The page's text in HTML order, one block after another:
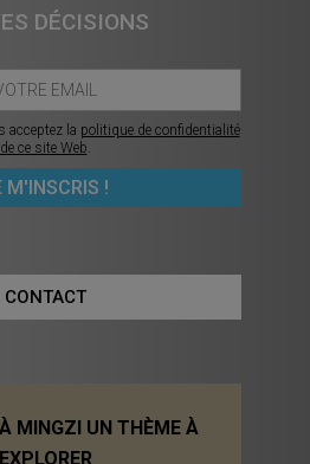
DÉCISIONS
acceptez la politique de confidentialité
de ce site Web.
CONTACT
MINGZI UN THÈME À
EXPLORER